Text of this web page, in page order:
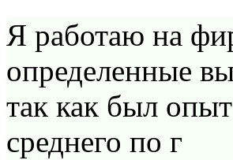
Я работаю на
определенные
так как был
среднего по г